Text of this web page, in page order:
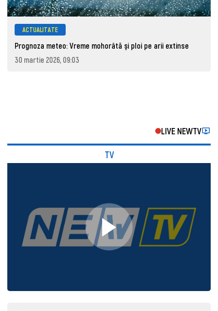
ACTUALITATE
Prognoza meteo: Vreme mohorâtă şi ploi pe arii extinse
30 martie 2026, 09:03
LIVE NEWTV
TV